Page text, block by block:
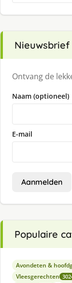
Nieuwsbrief
Ontvang de
Naam (optioneel)
E-mail
Aanmelden
Populaire
Avondeten &
Vleesgerechten